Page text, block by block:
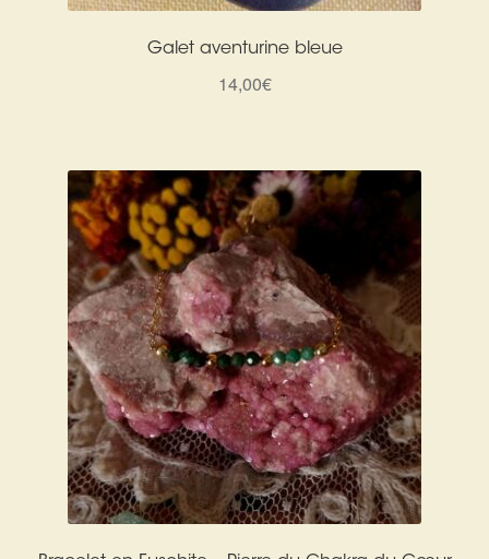
Galet aventurine bleue
14,00€